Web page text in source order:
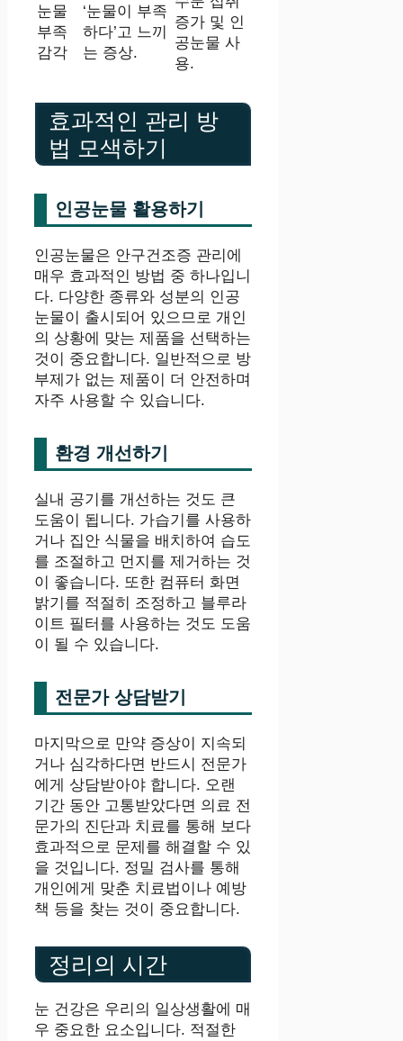
눈물
부족
감각
‘눈물이 부족
하다’고 느끼
는 증상.
증가 및 인
공눈물 사
용.
효과적인 관리 방
법 모색하기
인공눈물 활용하기
인공눈물은 안구건조증 관리에
매우 효과적인 방법 중 하나입니
다. 다양한 종류와 성분의 인공
눈물이 출시되어 있으므로 개인
의 상황에 맞는 제품을 선택하는
것이 중요합니다. 일반적으로 방
부제가 없는 제품이 더 안전하며
자주 사용할 수 있습니다.
환경 개선하기
실내 공기를 개선하는 것도 큰
도움이 됩니다. 가습기를 사용하
거나 집안 식물을 배치하여 습도
를 조절하고 먼지를 제거하는 것
이 좋습니다. 또한 컴퓨터 화면
밝기를 적절히 조정하고 블루라
이트 필터를 사용하는 것도 도움
이 될 수 있습니다.
전문가 상담받기
마지막으로 만약 증상이 지속되
거나 심각하다면 반드시 전문가
에게 상담받아야 합니다. 오랜
기간 동안 고통받았다면 의료 전
문가의 진단과 치료를 통해 보다
효과적으로 문제를 해결할 수 있
을 것입니다. 정밀 검사를 통해
개인에게 맞춘 치료법이나 예방
책 등을 찾는 것이 중요합니다.
정리의 시간
눈 건강은 우리의 일상생활에 매
우 중요한 요소입니다. 적절한